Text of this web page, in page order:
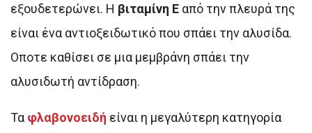
εξουδετερώνει. Η βιταμίνη Ε από την πλευρά της
είναι ένα αντιοξειδωτικό που σπάει την αλυσίδα.
Οποτε καθίσει σε μια μεμβράνη σπάει την
αλυσιδωτή αντίδραση.
Τα φλαβονοειδή είναι η μεγαλύτερη κατηγορία